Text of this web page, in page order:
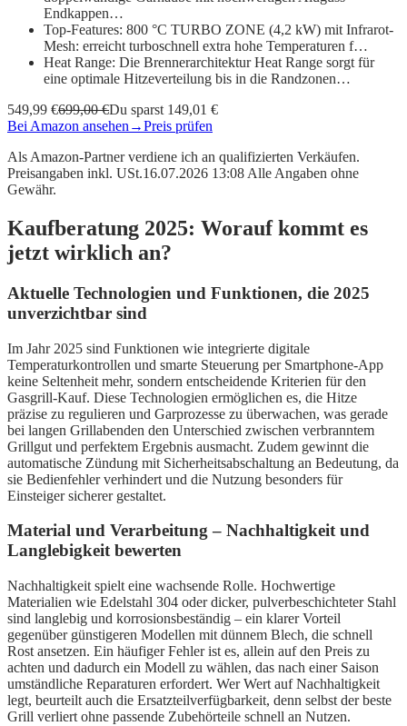
Endkappen…
Top-Features: 800 °C TURBO ZONE (4,2 kW) mit Infrarot-
Mesh: erreicht turboschnell extra hohe Temperaturen f…
Heat Range: Die Brennerarchitektur Heat Range sorgt für
eine optimale Hitzeverteilung bis in die Randzonen…
549,99 €699,00 €Du sparst 149,01 €
Bei Amazon ansehen →Preis prüfen
Als Amazon-Partner verdiene ich an qualifizierten Verkäufen.
Preisangaben inkl. USt.16.07.2026 13:08 Alle Angaben ohne
Gewähr.
Kaufberatung 2025: Worauf kommt es
jetzt wirklich an?
Aktuelle Technologien und Funktionen, die 2025
unverzichtbar sind
Im Jahr 2025 sind Funktionen wie integrierte digitale
Temperaturkontrollen und smarte Steuerung per Smartphone-App
keine Seltenheit mehr, sondern entscheidende Kriterien für den
Gasgrill-Kauf. Diese Technologien ermöglichen es, die Hitze
präzise zu regulieren und Garprozesse zu überwachen, was gerade
bei langen Grillabenden den Unterschied zwischen verbranntem
Grillgut und perfektem Ergebnis ausmacht. Zudem gewinnt die
automatische Zündung mit Sicherheitsabschaltung an Bedeutung, da
sie Bedienfehler verhindert und die Nutzung besonders für
Einsteiger sicherer gestaltet.
Material und Verarbeitung – Nachhaltigkeit und
Langlebigkeit bewerten
Nachhaltigkeit spielt eine wachsende Rolle. Hochwertige
Materialien wie Edelstahl 304 oder dicker, pulverbeschichteter Stahl
sind langlebig und korrosionsbeständig – ein klarer Vorteil
gegenüber günstigeren Modellen mit dünnem Blech, die schnell
Rost ansetzen. Ein häufiger Fehler ist es, allein auf den Preis zu
achten und dadurch ein Modell zu wählen, das nach einer Saison
umständliche Reparaturen erfordert. Wer Wert auf Nachhaltigkeit
legt, beurteilt auch die Ersatzteilverfügbarkeit, denn selbst der beste
Grill verliert ohne passende Zubehörteile schnell an Nutzen.